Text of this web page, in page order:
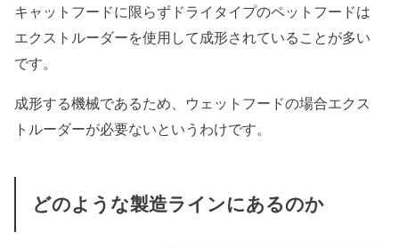
キャットフードに限らずドライタイプのペットフードは
エクストルーダーを使用して成形されていることが多い
です。
成形する機械であるため、ウェットフードの場合エクス
トルーダーが必要ないというわけです。
どのような製造ラインにあるのか